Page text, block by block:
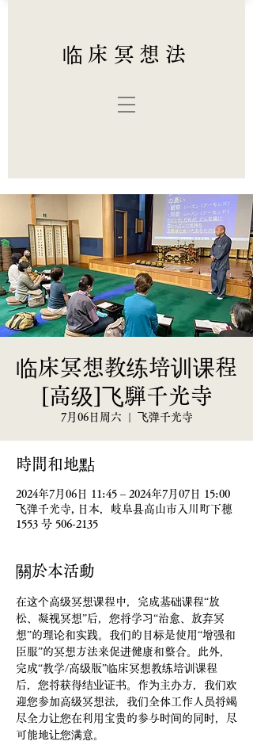
临床冥想法
临床冥想教练培训课程
[高级]飞騨千光寺
7月06日周六 飞弹千光寺
時間和地點
2024年7月06日 11:45 – 2024年7月07日 15:00
飞弹千光寺, 日本，岐阜县高山市入川町下穗
1553 号 506-2135
關於本活動
在这个高级冥想课程中，完成基础课程“放
松、凝视冥想”后，您将学习“治愈、放弃冥
想”的理论和实践。我们的目标是使用“增强和
臣服”的冥想方法来促进健康和整合。此外，
完成“教学/高级版”临床冥想教练培训课程
后，您将获得结业证书。作为主办方，我们欢
迎您参加高级冥想法，我们全体工作人员将竭
尽全力让您在利用宝贵的参与时间的同时，尽
可能地让您满意。